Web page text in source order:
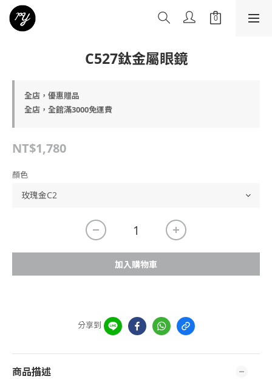
C527鈦金屬眼鏡
全店，優惠贈品
全店，全館滿3000免運費
NT$1,780
顏色
加入購物車
分享到
商品描述